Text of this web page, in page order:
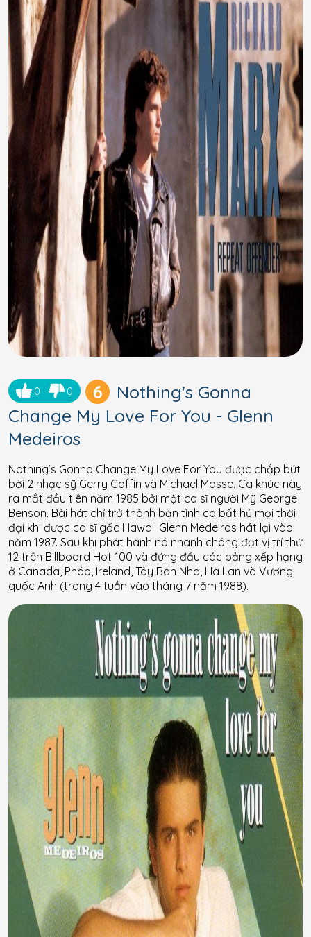
0 0 6
Nothing's Gonna
Change My Love For You - Glenn
Medeiros
Nothing’s Gonna Change My Love For You được chắp bút
bởi 2 nhạc sỹ Gerry Goffin và Michael Masse. Ca khúc này
ra mắt đầu tiên năm 1985 bởi một ca sĩ người Mỹ George
Benson. Bài hát chỉ trở thành bản tình ca bất hủ mọi thời
đại khi được ca sĩ gốc Hawaii Glenn Medeiros hát lại vào
năm 1987. Sau khi phát hành nó nhanh chóng đạt vị trí thứ
12 trên Billboard Hot 100 và đứng đầu các bảng xếp hạng
ở Canada, Pháp, Ireland, Tây Ban Nha, Hà Lan và Vương
quốc Anh (trong 4 tuần vào tháng 7 năm 1988).